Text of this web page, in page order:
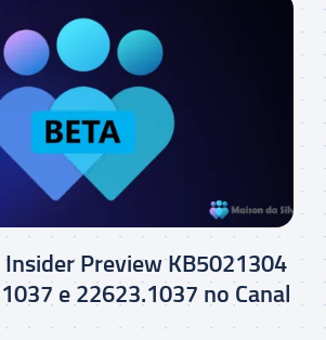
Preview KB5021304
e 22623.1037 no Canal